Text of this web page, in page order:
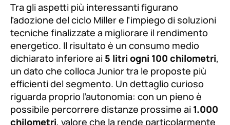
Tra gli aspetti più interessanti figurano
l’adozione del ciclo Miller e l’impiego di soluzioni
tecniche finalizzate a migliorare il rendimento
energetico. Il risultato è un consumo medio
dichiarato inferiore ai 5 litri ogni 100 chilometri,
un dato che colloca Junior tra le proposte più
efficienti del segmento. Un dettaglio curioso
riguarda proprio l’autonomia: con un pieno è
possibile percorrere distanze prossime ai 1.000
chilometri, valore che la rende particolarmente